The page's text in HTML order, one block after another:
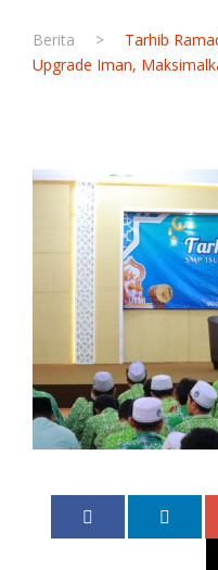
Berita >
Tarhib
Upgrade Iman,